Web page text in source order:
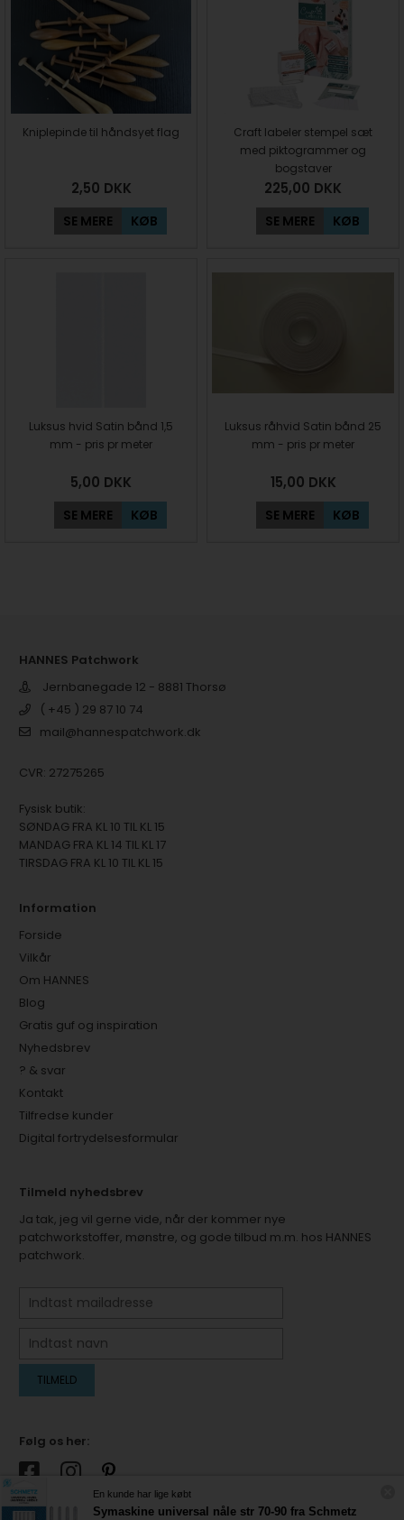
Kniplepinde til håndsyet flag
2,50 DKK
SE MERE KØB
Craft labeler stempel sæt
med piktogrammer og
bogstaver
225,00 DKK
SE MERE KØB
Luksus hvid Satin bånd 1,5
mm - pris pr meter
5,00 DKK
SE MERE KØB
Luksus råhvid Satin bånd 25
mm - pris pr meter
15,00 DKK
SE MERE KØB
HANNES Patchwork
Jernbanegade 12 - 8881 Thorsø
( +45 ) 29 87 10 74
mail@hannespatchwork.dk
CVR: 27275265
Fysisk butik:
SØNDAG FRA KL 10 TIL KL 15
MANDAG FRA KL 14 TIL KL 17
TIRSDAG FRA KL 10 TIL KL 15
Information
Forside
Vilkår
Om HANNES
Blog
Gratis guf og inspiration
Nyhedsbrev
? & svar
Kontakt
Tilfredse kunder
Digital fortrydelsesformular
Tilmeld nyhedsbrev
Ja tak, jeg vil gerne vide, når der kommer nye
patchworkstoffer, mønstre, og gode tilbud m.m. hos HANNES
patchwork.
Følg os her:
En kunde har lige købt
Symaskine universal nåle str 70-90 fra Schmetz